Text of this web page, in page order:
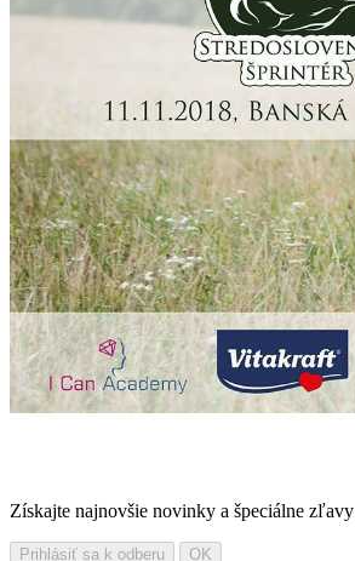
Získajte najnovšie novinky a špeciálne zľavy